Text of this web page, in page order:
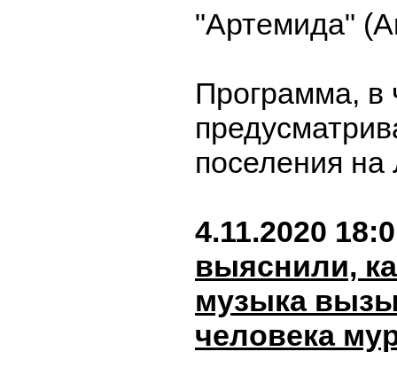
"Артемида"
Программа, в
поселения
4.11.2020
выяснили,
музыка
человека